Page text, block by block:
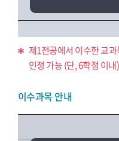
제1전공에서 이수한 교
인정 가능 (단, 6학점 이내)
이수과목 안내